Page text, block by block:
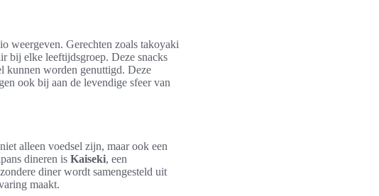
weergeven. Gerechten zoals takoyaki
bij elke leeftijdsgroep. Deze snacks
kunnen worden genuttigd. Deze
ook bij aan de levendige sfeer van
niet alleen voedsel zijn, maar ook een
dineren is Kaiseki, een
diner wordt samengesteld uit
maakt.